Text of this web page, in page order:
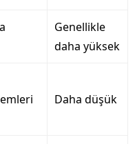
Genellikle
daha yüksek
Daha düşük